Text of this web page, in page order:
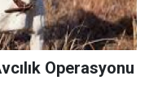
Operasyonu